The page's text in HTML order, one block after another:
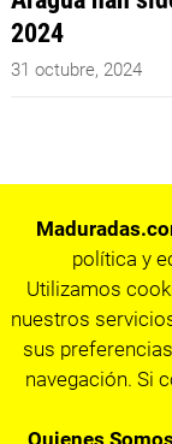
2024
31 octubre, 2024
política y
Utilizamos
nuestros
sus
navegación. Si